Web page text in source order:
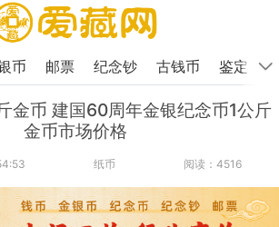
币 邮票 纪念钞 古钱币 鉴定
金币 建国60周年金银纪念币1公斤
金币市场价格
纸币 阅读：4516